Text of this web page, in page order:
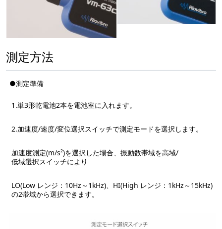
測定方法
●測定準備
1.単3形乾電池2本を電池室に入れます。
2.加速度/速度/変位選択スイッチで測定モードを選択します。
加速度測定(m/s²)を選択した場合、振動数帯域を高域/
低域選択スイッチにより
LO(Low レンジ：10Hz～1kHz)、HI(High レンジ：1kHz～15kHz)
の2帯域から選択できます。